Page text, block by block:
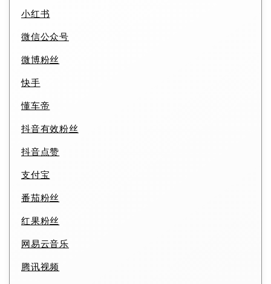
小红书
微信公众号
微博粉丝
快手
懂车帝
抖音有效粉丝
抖音点赞
支付宝
番茄粉丝
红果粉丝
网易云音乐
腾讯视频